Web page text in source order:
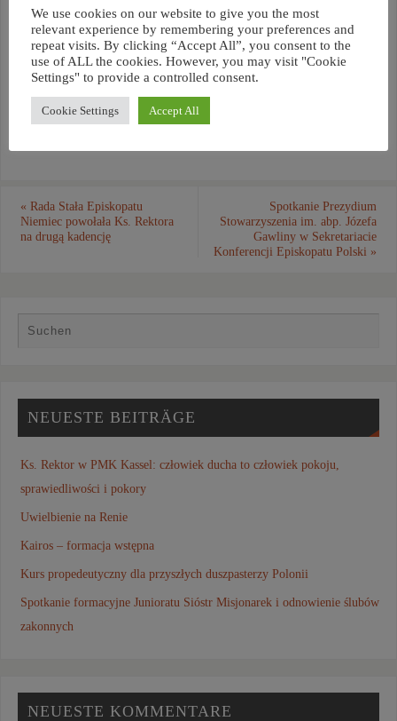
« Rada Stała Episkopatu
Niemiec powołała Ks. Rektora
na drugą kadencję
Spotkanie Prezydium
Stowarzyszenia im. abp. Józefa
Gawliny w Sekretariacie
Konferencji Episkopatu Polski »
NEUESTE BEITRÄGE
Ks. Rektor w PMK Kassel: człowiek ducha to człowiek pokoju,
sprawiedliwości i pokory
Uwielbienie na Renie
Kairos – formacja wstępna
Kurs propedeutyczny dla przyszłych duszpasterzy Polonii
Spotkanie formacyjne Junioratu Sióstr Misjonarek i odnowienie ślubów
zakonnych
NEUESTE KOMMENTARE
We use cookies on our website to give you the most
relevant experience by remembering your preferences and
repeat visits. By clicking “Accept All”, you consent to the
use of ALL the cookies. However, you may visit "Cookie
Settings" to provide a controlled consent.
Cookie Settings Accept All